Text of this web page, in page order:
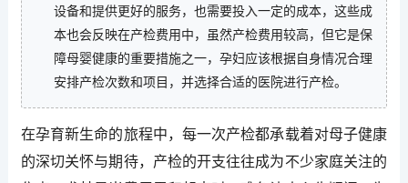
设备和提供更好的服务，也需要投入一定的成本，这些成
本也会反映在产检费用中，虽然产检费用较高，但它是保
障母婴健康的重要措施之一，孕妇应该根据自身情况合理
安排产检次数和项目，并选择合适的医院进行产检。
在孕育新生命的旅程中，每一次产检都承载着对母子健康
的深切关怀与期待，产检的开支往往成为不少家庭关注的